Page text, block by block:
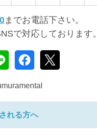
までお電話下さい。
で対応しております。
れる方へ